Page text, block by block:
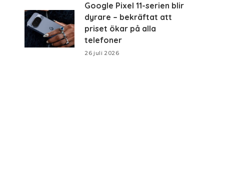
Google Pixel 11-serien blir
dyrare – bekräftat att
priset ökar på alla
telefoner
26 juli 2026